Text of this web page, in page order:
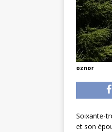
oznor
Soixante-
et son